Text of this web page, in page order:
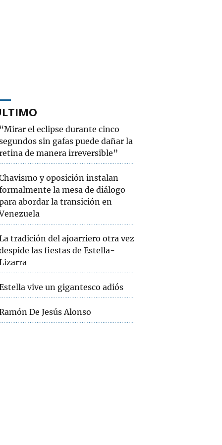
“Mirar el eclipse durante cinco
sin gafas puede dañar la
de manera irreversible”
y oposición instalan
la mesa de diálogo
abordar la transición en
tradición del ajoarriero otra vez
las fiestas de Estella-
vive un gigantesco adiós
De Jesús Alonso